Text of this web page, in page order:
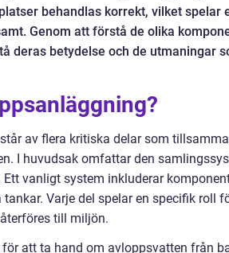
behandlas korrekt, vilket spelar
Genom att förstå de olika
deras betydelse och de utmaningar
av flera kritiska delar som
I huvudsak omfattar den
vanligt system inkluderar
Varje del spelar en specifik roll
till miljön.
för att ta hand om avloppsvatten från